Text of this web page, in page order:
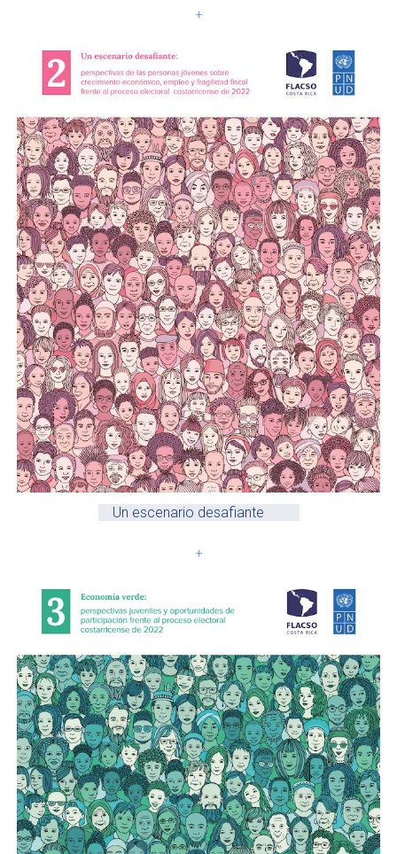
+
Un escenario desafiante
+